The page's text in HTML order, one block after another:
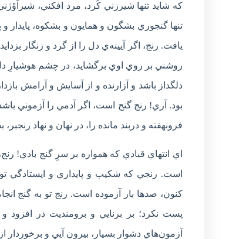
که شايد تنها شيرزني کُرد، مرد افکني،
تنها گنجوري بشگون و همايون و بشکوه، پايدار
يافت. رنج، اگر آيينه‌ي دل را از گرد و زنگار
روشني بر روي اوي برگشايد، در چشم هوشيارِ دل
دلگداز باشد و آزارنده و از آسايش و آرامش
بود. آري! رنج گنج است، اگر آدمي را آزموني
فرونهفته و دربند مانده را، در نهان و نهاد
اي انتهاي قبادي که همواره بر سرِ گنج بادي!
است. رنجي که شکيب و پايداري و ايستادگي تو
کنون، صدها بار آزموده است. رنج تو به گنج
پست نکرد؛ بر برنايي و برومنديت در افزود و
آزمون‌هاي دشوار بسيار، بيرون آيي و برخوردار